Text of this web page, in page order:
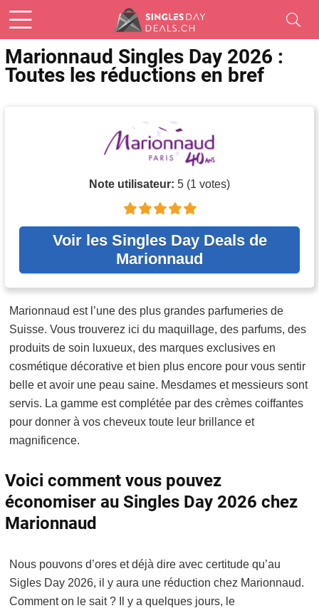
Marionnaud Singles Day 2026 :
Toutes les réductions en bref
Note utilisateur: 5 (1 votes)
Voir les Singles Day Deals de
Marionnaud
Marionnaud est l’une des plus grandes parfumeries de
Suisse. Vous trouverez ici du maquillage, des parfums, des
produits de soin luxueux, des marques exclusives en
cosmétique décorative et bien plus encore pour vous sentir
belle et avoir une peau saine. Mesdames et messieurs sont
servis. La gamme est complétée par des crèmes coiffantes
pour donner à vos cheveux toute leur brillance et
magnificence.
Voici comment vous pouvez
économiser au Singles Day 2026 chez
Marionnaud
Nous pouvons d’ores et déjà dire avec certitude qu’au
Sigles Day 2026, il y aura une réduction chez Marionnaud.
Comment on le sait ? Il y a quelques jours, le